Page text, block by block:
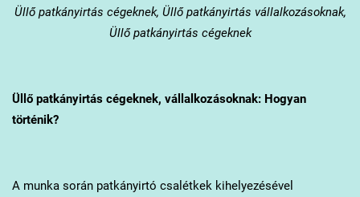
Üllő patkányirtás cégeknek, Üllő patkányirtás vállalkozásoknak,
Üllő patkányirtás cégeknek
Üllőpatkányirtás cégeknek, vállalkozásoknak: Hogyan
történik?
A munka során patkányirtó csalétkek kihelyezésével